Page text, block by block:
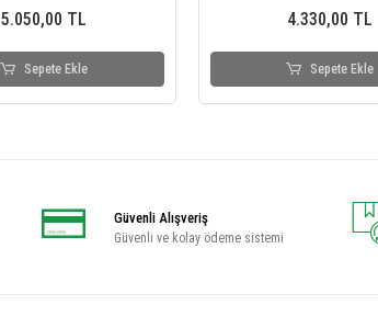
5.050,00 TL
Sepete Ekle
4.330,00 TL
Sepete Ekle
Güvenli Alışveriş
Güvenli ve kolay ödeme sistemi